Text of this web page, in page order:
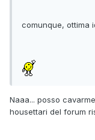
comunque, ottima
Naaa... posso
housettari del forum